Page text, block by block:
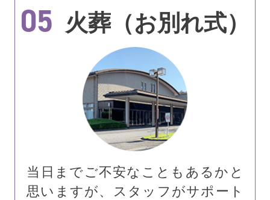
05 火葬（お別れ式）
当日までご不安なこともあるかと
思いますが、スタッフがサポート